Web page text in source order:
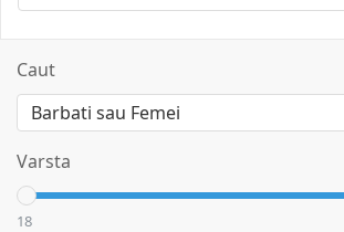
Caut
Varsta
18